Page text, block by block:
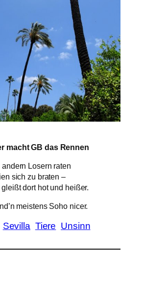
macht GB das Rennen
andern Losern raten
sich zu braten –
dort hot und heißer.
meistens Soho nicer.
Sevilla Tiere Unsinn